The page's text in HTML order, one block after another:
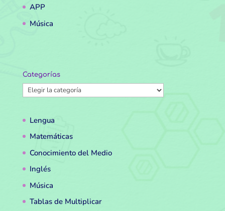
APP
Música
Categorías
Categorías
Lengua
Matemáticas
Conocimiento del Medio
Inglés
Música
Tablas de Multiplicar